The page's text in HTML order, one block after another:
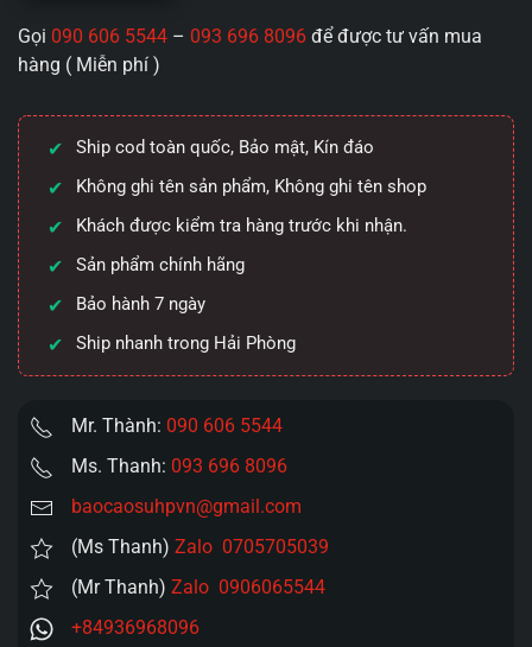
khối
Idol
Bản
Easy
Live
NO4
1100g
co
bóp
số
lượng
Gọi 090 606 5544 – 093 696 8096 để được tư vấn mua
hàng ( Miễn phí )
Ship cod toàn quốc, Bảo mật, Kín đáo
Không ghi tên sản phẩm, Không ghi tên shop
Khách được kiểm tra hàng trước khi nhận.
Sản phẩm chính hãng
Bảo hành 7 ngày
Ship nhanh trong Hải Phòng
Mr. Thành: 090 606 5544
Ms. Thanh: 093 696 8096
baocaosuhpvn@gmail.com
(Ms Thanh) Zalo 0705705039
(Mr Thanh) Zalo 0906065544
+84936968096